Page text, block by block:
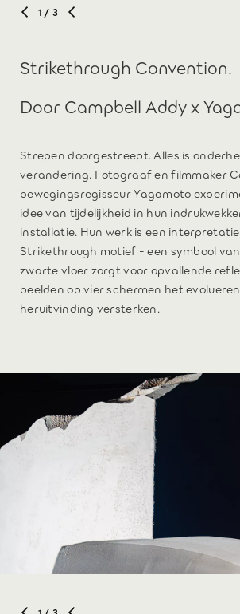
1 / 3
Strikethrough Convention.
Door Campbell Addy x
Strepen doorgestreept. Alles is
verandering. Fotograaf en filmmaker
bewegingsregisseur Yagamoto
idee van tijdelijkheid in hun
installatie. Hun werk is een
Strikethrough motief - een symbool
zwarte vloer zorgt voor opvallende
beelden op vier schermen het
heruitvinding versterken.